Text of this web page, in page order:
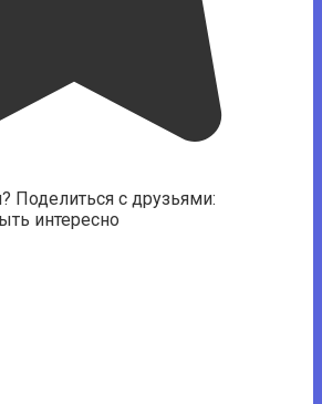
Поделиться с друзьями:
интересно